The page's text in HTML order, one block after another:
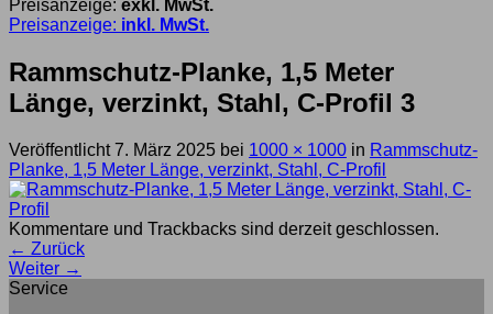
Preisanzeige: exkl. MwSt.
Preisanzeige: inkl. MwSt.
Rammschutz-Planke, 1,5 Meter
Länge, verzinkt, Stahl, C-Profil 3
Veröffentlicht7. März 2025 bei 1000 × 1000 in Rammschutz-
Planke, 1,5 Meter Länge, verzinkt, Stahl, C-Profil
Kommentare und Trackbacks sind derzeit geschlossen.
← Zurück
Weiter →
Service